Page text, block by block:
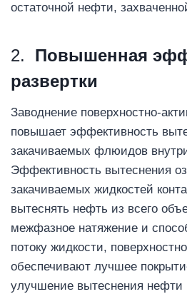
остаточной нефти,
2. Повышенная
развертки
Заводнение поверхностно-
повышает эффективность
закачиваемых флюидов
Эффективность вытеснения
закачиваемых жидкостей
вытеснять нефть из всего
межфазное натяжение и
потоку жидкости,
обеспечивают лучшее
улучшение вытеснения нефти